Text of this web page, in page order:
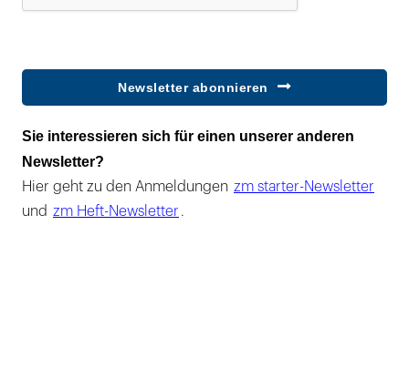
Newsletter abonnieren
Sie interessieren sich für einen unserer anderen
Newsletter?
Hier geht zu den Anmeldungen zm starter-Newsletter
und zm Heft-Newsletter .